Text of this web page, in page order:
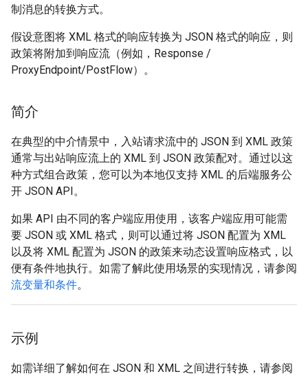
制消息的转换方式。
假设意图将 XML 格式的响应转换为 JSON 格式的响应，则
政策将附加到响应流（例如，Response /
ProxyEndpoint/PostFlow）。
简介
在典型的中介情景中，入站请求流中的 JSON 到 XML 政策
通常与出站响应流上的 XML 到 JSON 政策配对。通过以这
种方式组合政策，您可以为本地仅支持 XML 的后端服务公
开 JSON API。
如果 API 由不同的客户端应用使用，该客户端应用可能需
要 JSON 或 XML 格式，则可以通过将 JSON 配置为 XML
以及将 XML 配置为 JSON 的政策来动态设置响应格式，以
便有条件地执行。如需了解此使用场景的实现情况，请参阅
流变量和条件。
示例
如需详细了解如何在 JSON 和 XML 之间进行转换，请参阅